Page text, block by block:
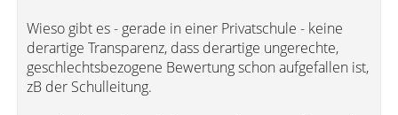
Wieso gibt es - gerade in einer Privatschule - keine
derartige Transparenz, dass derartige ungerechte,
geschlechtsbezogene Bewertung schon aufgefallen ist,
zB der Schulleitung.